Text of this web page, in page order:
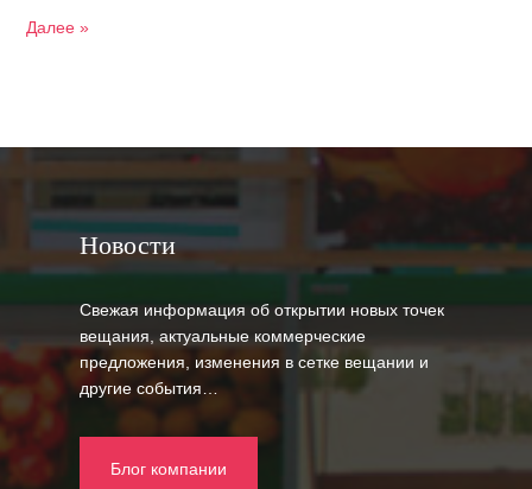
Далее »
Новости
Свежая информация об открытии новых точек
вещания, актуальные коммерческие
предложения, изменения в сетке вещании и
другие события…
Блог компании